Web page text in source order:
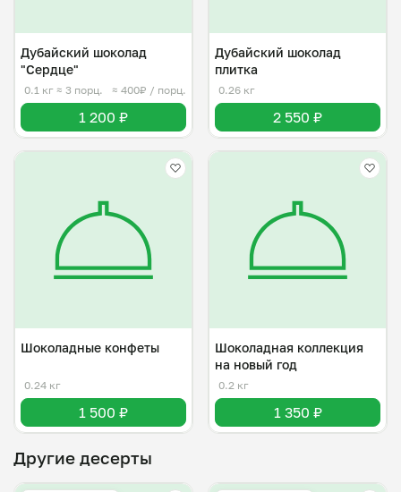
Дубайский шоколад
"Сердце"
0.1 кг ≈ 3 порц. ≈ 400₽ / порц.
1 200 ₽
Дубайский шоколад
плитка
0.26 кг
2 550 ₽
Шоколадные конфеты
0.24 кг
1 500 ₽
Шоколадная коллекция
на новый год
0.2 кг
1 350 ₽
Другие десерты